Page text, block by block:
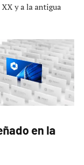
y a la antigua
en la